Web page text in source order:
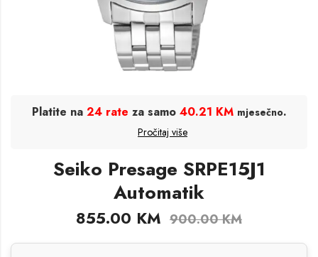
Platite na 24 rate za samo 40.21 KM mjesečno.
Pročitaj više
Seiko Presage SRPE15J1
Automatik
855.00 KM 900.00KM